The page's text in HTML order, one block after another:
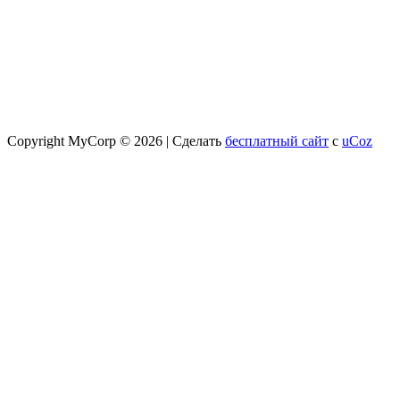
Copyright MyCorp © 2026 | Сделать бесплатный сайт с uCoz